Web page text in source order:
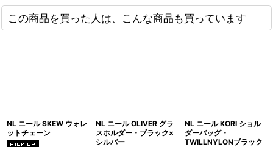
この商品を買った人は、こんな商品も買っています
NL ニール SKEW ウォレ
ットチェーン
NL ニール OLIVER グラ
スホルダー・ブラック×
シルバー
NL ニール KORI ショル
ダーバッグ・
TWILLNYLONブラック